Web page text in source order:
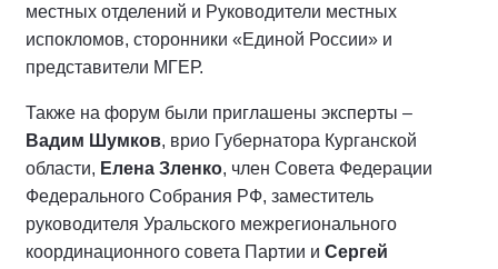
местных отделений и Руководители местных
испокломов, сторонники «Единой России» и
представители МГЕР.
Также на форум были приглашены эксперты –
Вадим Шумков, врио Губернатора Курганской
области, Елена Зленко, член Совета Федерации
Федерального Собрания РФ, заместитель
руководителя Уральского межрегионального
координационного совета Партии и Сергей